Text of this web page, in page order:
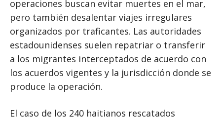
operaciones buscan evitar muertes en el mar,
pero también desalentar viajes irregulares
organizados por traficantes. Las autoridades
estadounidenses suelen repatriar o transferir
a los migrantes interceptados de acuerdo con
los acuerdos vigentes y la jurisdicción donde se
produce la operación.
El caso de los 240 haitianos rescatados